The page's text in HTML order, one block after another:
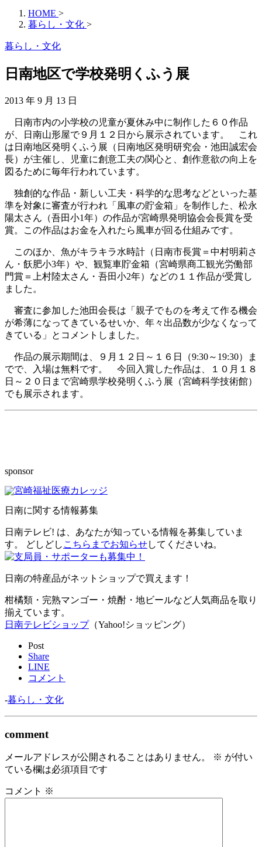
HOME >
暮らし・文化 >
暮らし・文化
日南地区で学校発明くふう展
2013 年 9 月 13 日
日南市内の小学校の児童が夏休み中に制作した６０作品
が、日南山形屋で９月１２日から展示されています。 これ
は日南地区発明くふう展（日南地区発明研究会・池田誠宏会
長）が主催し、児童に創意工夫の関心と、創作意欲の向上を
図るために毎年行われています。
独創的な作品・新しい工夫・科学的な思考などといった基
準を対象に審査が行われ「風車の貯金箱」を制作した、松永
陽太さん（吾田小1年）の作品が宮崎県発明協会会長賞を受
賞。この作品はお金を入れたら風車が回る仕組みです。
このほか、魚がキラキラ水時計（日南市長賞＝中村明莉さ
ん・飫肥小3年）や、観覧車貯金箱（宮崎県商工観光労働部
門賞＝上村陸太さん・吾田小2年）などの１１作品が受賞し
ました。
審査に参加した池田会長は「親子でものを考えて作る機会
が希薄になってきているせいか、年々出品数が少なくなって
きている」とコメントしました。
作品の展示期間は、９月１２日～１６日（9:30～19:30）ま
でで、入場は無料です。 今回入賞した作品は、１０月１８
日～２０日まで宮崎県学校発明くふう展（宮崎科学技術館）
でも展示されます。
sponsor
日南に関する情報募集
日南テレビ! は、あなたが知っている情報を募集していま
す。 どしどし こちらまでお知らせしてくださいね。
日南の特産品がネットショップで買えます！
柑橘類・完熟マンゴー・焼酎・地ビールなど人気商品を取り
揃えています。
日南テレビショップ（Yahoo!ショッピング）
Post
Share
LINE
コメント
-暮らし・文化
comment
メールアドレスが公開されることはありません。 ※ が付い
ている欄は必須項目です
コメント ※